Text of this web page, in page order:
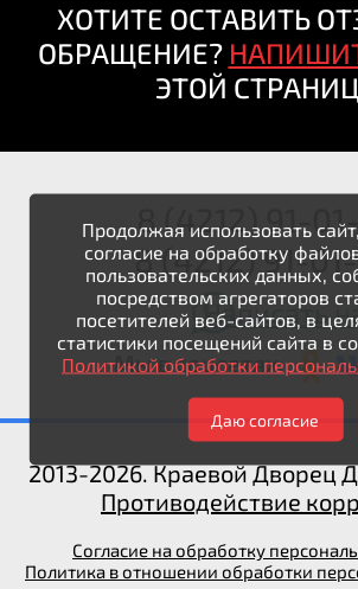
ХОТИТЕ ОСТАВИТЬ
ОБРАЩЕНИЕ?
ЭТОЙ
8 (4212) 91-
8 (4212) 91-
Написать
Мы в соцсетях:
2013-2026. Краевой Дворец
Противодействие
Согласие на обработку
Политика в отношении обработки
Продолжая использовать
согласие на обработку
пользовательских данных,
посредством агрегаторов
посетителей веб-сайтов, в
статистики посещений сайта в
Политикой обработки
Даю согласие